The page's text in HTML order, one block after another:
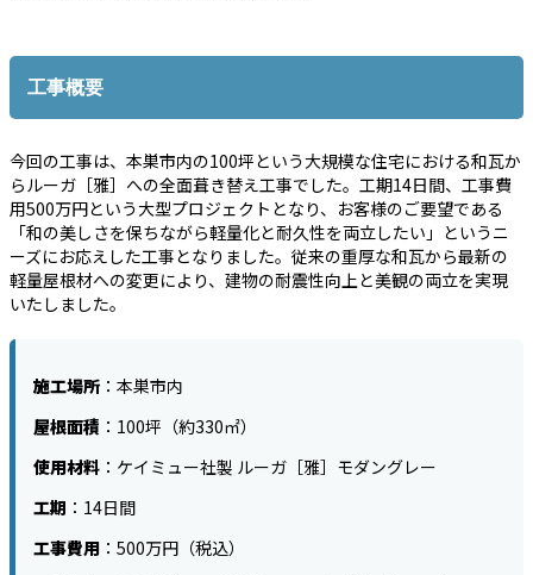
工事概要
今回の工事は、本巣市内の100坪という大規模な住宅における和瓦か
らルーガ［雅］への全面葺き替え工事でした。工期14日間、工事費
用500万円という大型プロジェクトとなり、お客様のご要望である
「和の美しさを保ちながら軽量化と耐久性を両立したい」というニ
ーズにお応えした工事となりました。従来の重厚な和瓦から最新の
軽量屋根材への変更により、建物の耐震性向上と美観の両立を実現
いたしました。
施工場所 ：本巣市内
屋根面積 ：100坪（約330㎡）
使用材料 ：ケイミュー社製 ルーガ［雅］モダングレー
工期 ：14日間
工事費用 ：500万円（税込）